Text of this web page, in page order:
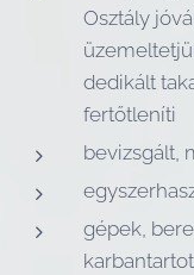
Osztály
dedikált
fertőtleníti
bevizsgált,
gépek,